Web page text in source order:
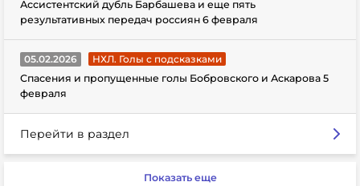
Ассистентский дубль Барбашева и еще пять
результативных передач россиян 6 февраля
05.02.2026
НХЛ. Голы с подсказками
Спасения и пропущенные голы Бобровского и Аскарова 5
февраля
Перейти в раздел
Показать еще